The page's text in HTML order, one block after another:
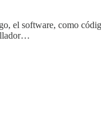
el software, como